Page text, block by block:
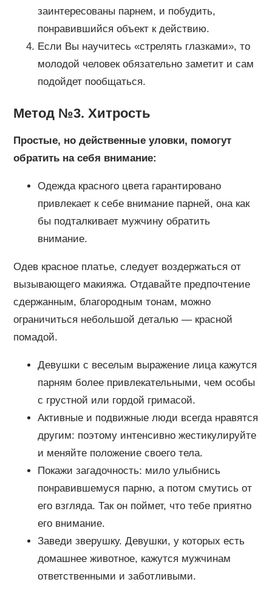
заинтересованы парнем, и побудить,
понравившийся объект к действию.
Если Вы научитесь «стрелять глазками», то
молодой человек обязательно заметит и сам
подойдет пообщаться.
Метод №3. Хитрость
Простые, но действенные уловки, помогут
обратить на себя внимание:
Одежда красного цвета гарантировано
привлекает к себе внимание парней, она как
бы подталкивает мужчину обратить
внимание.
Одев красное платье, следует воздержаться от
вызывающего макияжа. Отдавайте предпочтение
сдержанным, благородным тонам, можно
ограничиться небольшой деталью — красной
помадой.
Девушки с веселым выражение лица кажутся
парням более привлекательными, чем особы
с грустной или гордой гримасой.
Активные и подвижные люди всегда нравятся
другим: поэтому интенсивно жестикулируйте
и меняйте положение своего тела.
Покажи загадочность: мило улыбнись
понравившемуся парню, а потом смутись от
его взгляда. Так он поймет, что тебе приятно
его внимание.
Заведи зверушку. Девушки, у которых есть
домашнее животное, кажутся мужчинам
ответственными и заботливыми.